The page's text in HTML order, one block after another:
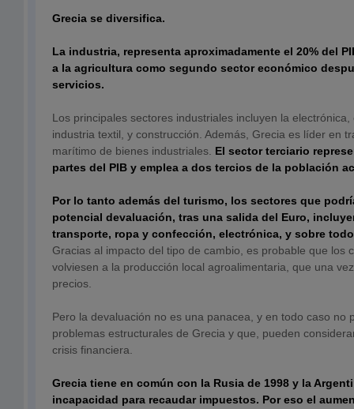
Grecia se diversifica.
La industria, representa aproximadamente el 20% del
a la agricultura como segundo sector económico
servicios.
Los principales sectores industriales incluyen la
industria textil, y construcción. Además, Grecia es líder en
marítimo de bienes industriales. El sector terciario
partes del PIB y emplea a dos tercios de la población
Por lo tanto además del turismo, los sectores que
potencial devaluación, tras una salida del Euro,
transporte, ropa y confección, electrónica, y sobre
Gracias al impacto del tipo de cambio, es probable que los
volviesen a la producción local agroalimentaria, que una
precios.
Pero la devaluación no es una panacea, y en todo caso no
problemas estructurales de Grecia y que, pueden
crisis financiera.
Grecia tiene en común con la Rusia de 1998 y la
incapacidad para recaudar impuestos. Por eso el